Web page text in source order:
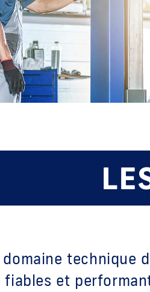
domaine technique
fiables et